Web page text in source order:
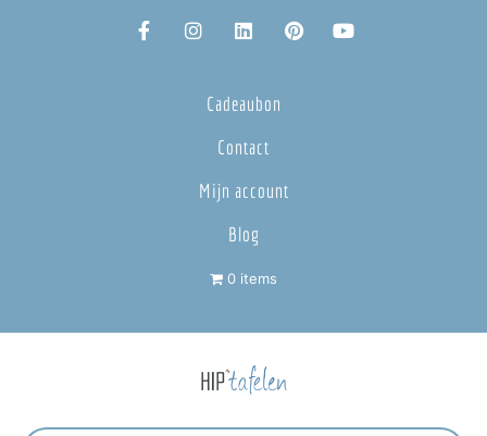
Cadeaubon
Contact
Mijn account
Blog
0 items